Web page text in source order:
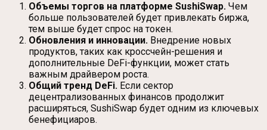
Объемы торгов на платформе SushiSwap. Чем
больше пользователей будет привлекать биржа,
тем выше будет спрос на токен.
Обновления и инновации. Внедрение новых
продуктов, таких как кроссчейн-решения и
дополнительные DeFi-функции, может стать
важным драйвером роста.
Общий тренд DeFi. Если сектор
децентрализованных финансов продолжит
расширяться, SushiSwap будет одним из ключевых
бенефициаров.